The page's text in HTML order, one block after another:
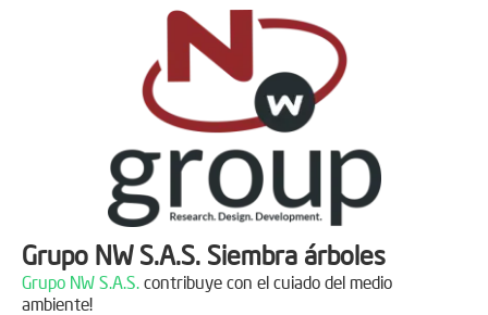
Grupo NW S.A.S. Siembra árboles
Grupo NW S.A.S. contribuye con el cuiado del medio
ambiente!